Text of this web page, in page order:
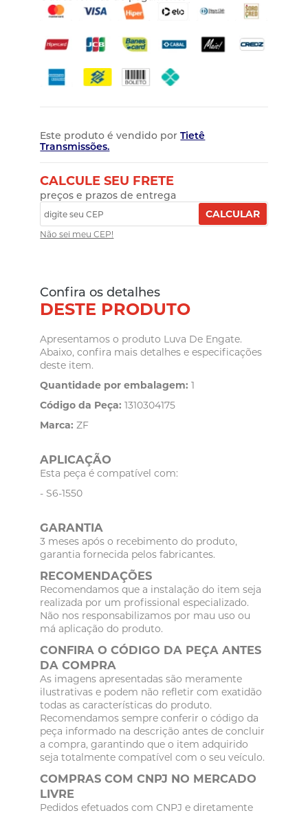
Este produto é vendido porTietê
Transmissões.
CALCULE SEU FRETE
preços e prazos de entrega
CALCULAR
Não sei meu CEP!
Confira os detalhes
DESTE PRODUTO
Apresentamos o produto Luva De Engate.
Abaixo, confira mais detalhes e especificações
deste item.
Quantidade por embalagem: 1
Código da Peça: 1310304175
Marca: ZF
APLICAÇÃO
Esta peça é compatível com:
- S6-1550
GARANTIA
3 meses após o recebimento do produto,
garantia fornecida pelos fabricantes.
RECOMENDAÇÕES
Recomendamos que a instalação do item seja
realizada por um profissional especializado.
Não nos responsabilizamos por mau uso ou
má aplicação do produto.
CONFIRA O CÓDIGO DA PEÇA ANTES
DA COMPRA
As imagens apresentadas são meramente
ilustrativas e podem não refletir com exatidão
todas as características do produto.
Recomendamos sempre conferir o código da
peça informado na descrição antes de concluir
a compra, garantindo que o item adquirido
seja totalmente compatível com o seu veículo.
COMPRAS COM CNPJ NO MERCADO
LIVRE
Pedidos efetuados com CNPJ e diretamente